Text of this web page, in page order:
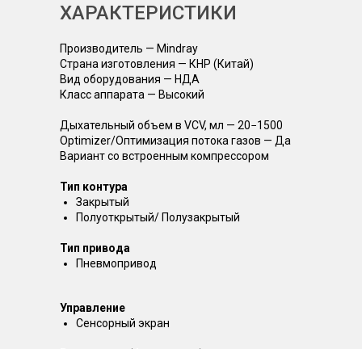
ХАРАКТЕРИСТИКИ
Производитель — Mindray
Страна изготовления — КНР (Китай)
Вид оборудования — НДА
Класс аппарата — Высокий
Дыхательный объем в VCV, мл — 20−1500
Optimizer/Оптимизация потока газов — Да
Вариант со встроенным компрессором
Тип контура
Закрытый
Полуоткрытый/ Полузакрытый
Тип привода
Пневмопривод
Управление
Сенсорный экран